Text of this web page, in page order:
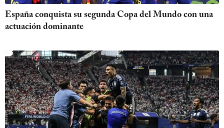
España conquista su segunda Copa del Mundo con una
actuación dominante